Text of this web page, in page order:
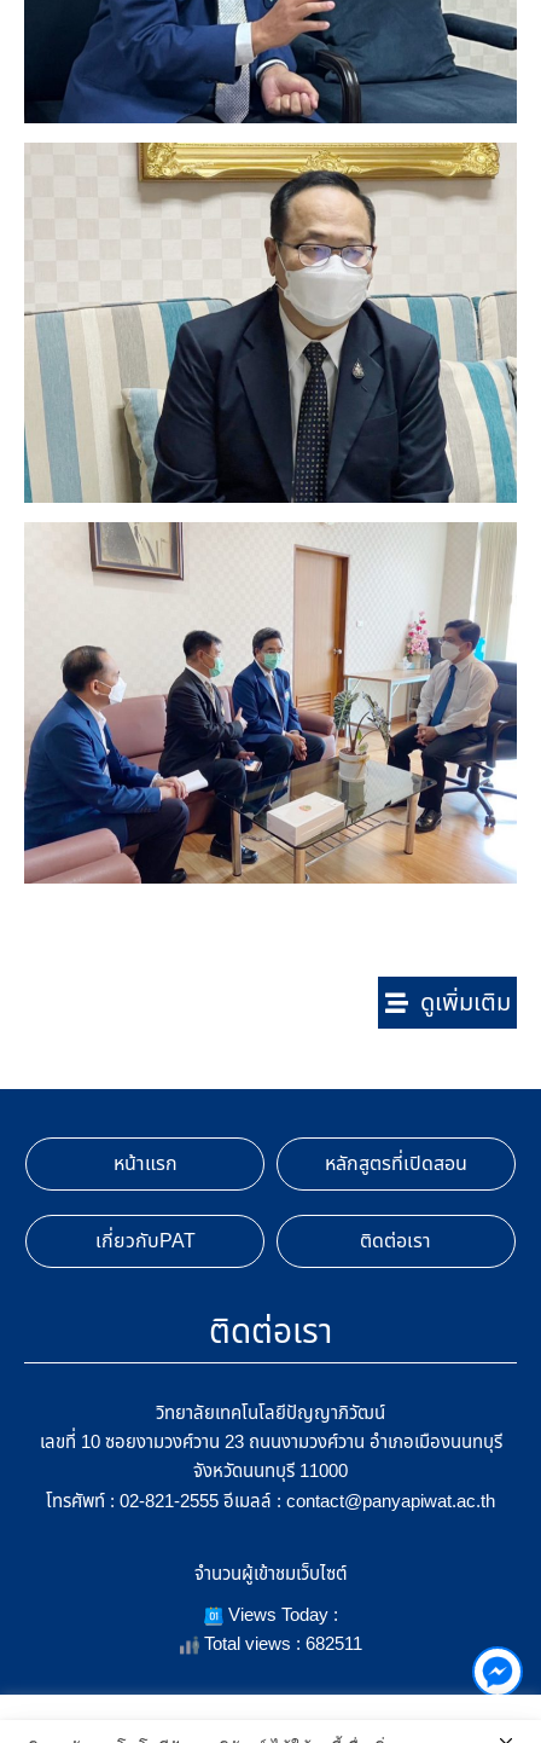
ดูเพิ่มเติม
หน้าแรก หลักสูตรที่เปิดสอน
เกี่ยวกับPAT ติดต่อเรา
ติดต่อเรา
วิทยาลัยเทคโนโลยีปัญญาภิวัฒน์
เลขที่ 10 ซอยงามวงศ์วาน 23 ถนนงามวงศ์วาน อำเภอเมืองนนทบุรี
จังหวัดนนทบุรี 11000
โทรศัพท์ : 02-821-2555 อีเมลล์ : contact@panyapiwat.ac.th
จำนวนผู้เข้าชมเว็บไซต์
Views Today :
Total views : 682511
เราใช้คุกกี้เพื่อเพิ่มประสิทธิภาพ และประสบการณ์ที่ดีในการใช้งาน